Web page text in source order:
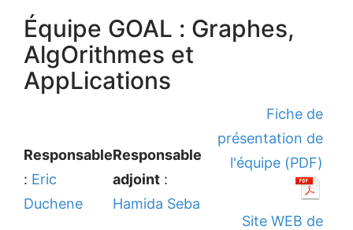
Équipe GOAL : Graphes,
AlgOrithmes et
AppLications
Responsable
: Eric
Duchene
Responsable
adjoint :
Hamida Seba
Fiche de
présentation de
l'équipe (PDF)
Site WEB de